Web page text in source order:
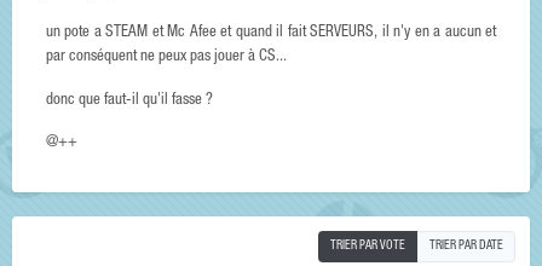
un pote a STEAM et Mc Afee et quand il fait SERVEURS, il n'y en a aucun et
par conséquent ne peux pas jouer à CS...
donc que faut-il qu'il fasse ?
@++
TRIER PAR VOTE TRIER PAR DATE